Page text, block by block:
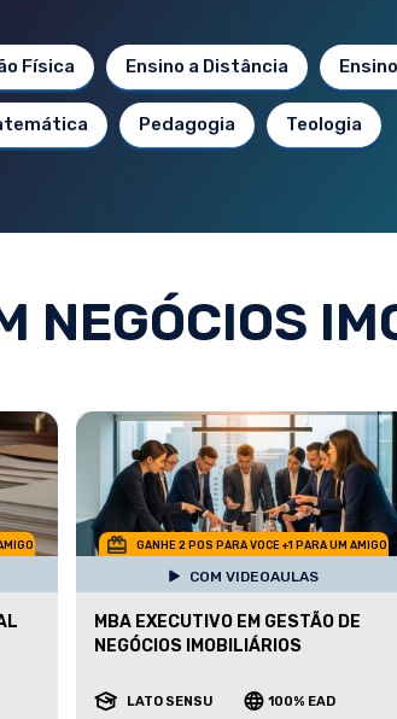
Física Ensino a Distância
Pedagogia Teologia
NEGÓCIOS
GANHE 2 POS PARA VOCE +1 PARA UM AMIGO
COM VIDEOAULAS
MBA EXECUTIVO EM GESTÃO DE
NEGÓCIOS IMOBILIÁRIOS
LATO SENSU 100% EAD